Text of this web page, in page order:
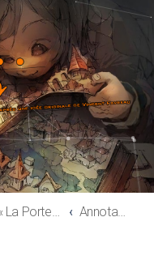
« La Porte » — par Vincent Favreau Annotations